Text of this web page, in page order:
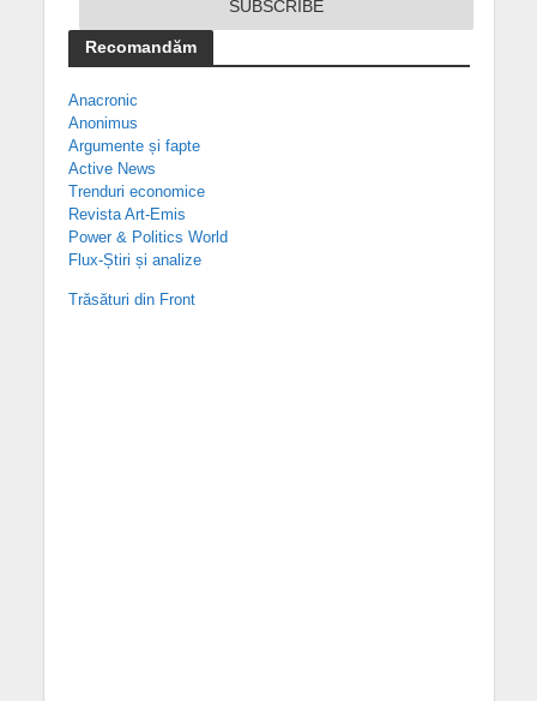
Recomandăm
Anacronic
Anonimus
Argumente și fapte
Active News
Trenduri economice
Revista Art-Emis
Power & Politics World
Flux-Știri și analize
Trăsături din Front